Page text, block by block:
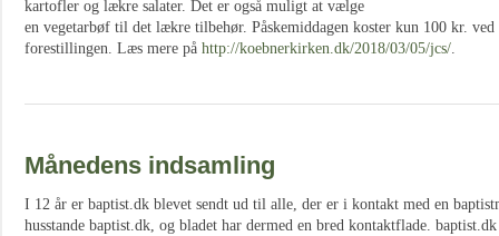
kartofler og lækre salater. Det er også muligt at vælge
en vegetarbøf til det lækre tilbehør. Påskemiddagen koster kun 100 kr.
forestillingen. Læs mere på http://koebnerkirken.dk/2018/03/05/jcs/.
Månedens indsamling
I 12 år er baptist.dk blevet sendt ud til alle, der er i kontakt med en
husstande baptist.dk, og bladet har dermed en bred kontaktflade.